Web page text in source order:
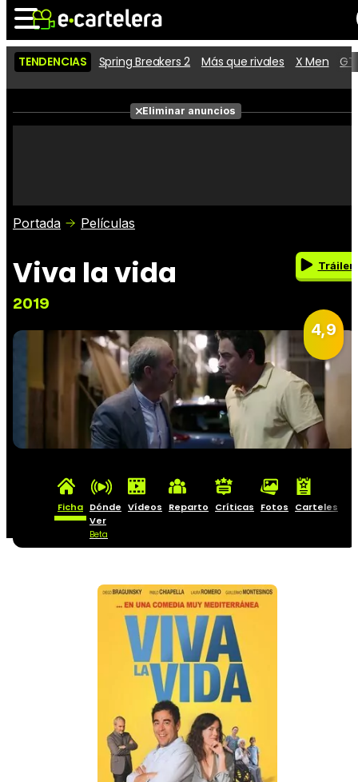
Noticias Cartelera
Películas
Críticas
TENDENCIAS Spring Breakers 2 Más que rivales X Men
Eliminar anuncios
Portada Películas
Viva la vida
2019
Tráiler
4,9
Ficha Dónde
Ver
Beta
Vídeos Reparto Críticas Fotos Carteles